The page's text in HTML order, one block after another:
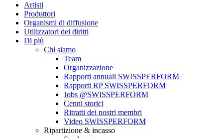
Artisti
Produttori
Organismi di diffusione
Utilizzatori dei diritti
Di più
Chi siamo
Team
Organizzazione
Rapporti annuali SWISSPERFORM
Rapporti RP SWISSPERFORM
Jobs @SWISSPERFORM
Cenni storici
Ritratti dei nostri membri
Video SWISSPERFORM
Ripartizione & incasso